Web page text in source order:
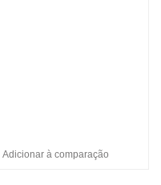
Adicionar à comparação